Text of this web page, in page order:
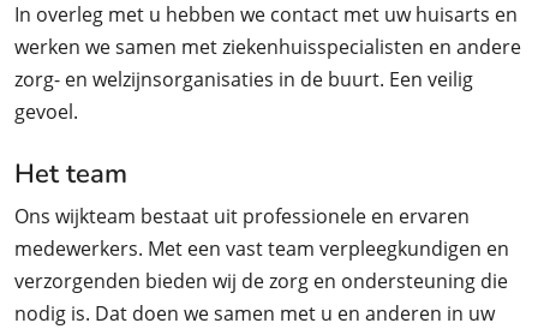
In overleg met u hebben we contact met uw huisarts en
werken we samen met ziekenhuisspecialisten en andere
zorg- en welzijnsorganisaties in de buurt. Een veilig
gevoel.
Het team
Ons wijkteam bestaat uit professionele en ervaren
medewerkers. Met een vast team verpleegkundigen en
verzorgenden bieden wij de zorg en ondersteuning die
nodig is. Dat doen we samen met u en anderen in uw